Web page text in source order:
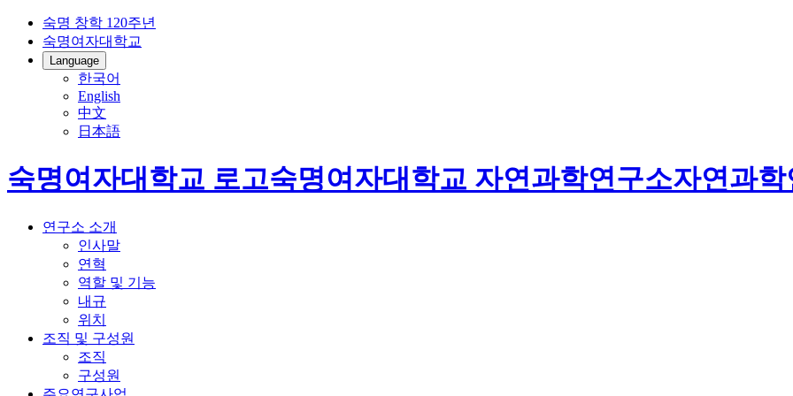
숙명 창학 120주년
숙명여자대학교
Language
한국어
English
中文
日本語
숙명여자대학교 로고숙명여자대학교 자연과학연구소자연과
연구소 소개
인사말
연혁
역할 및 기능
내규
위치
조직 및 구성원
조직
구성원